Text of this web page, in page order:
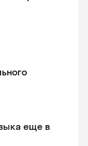
еще в